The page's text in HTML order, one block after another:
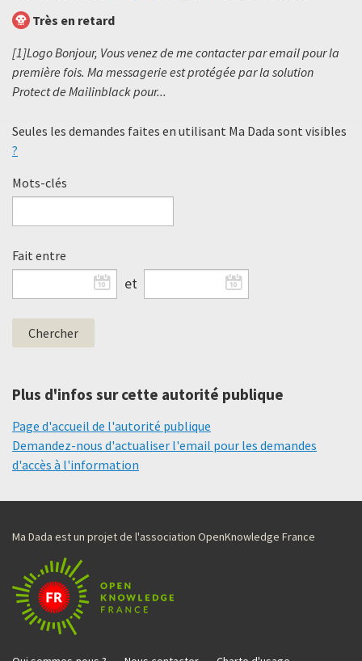
Très en retard
[1]Logo Bonjour, Vous venez de me contacter par email pour la
première fois. Ma messagerie est protégée par la solution
Protect de Mailinblack pour...
Seules les demandes faites en utilisant Ma Dada sont visibles
?
Mots-clés
Fait entre
et
Plus d'infos sur cette autorité publique
Page d'accueil de l'autorité publique
Demandez-nous d'actualiser l'email pour les demandes
d'accès à l'information
Ma Dada est un projet de l'association OpenKnowledge France